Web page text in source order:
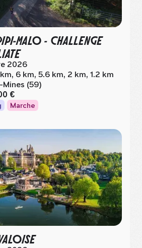
MALO - CHALLENGE
2026
6 km, 5.6 km, 2 km, 1.2 km
(59)
€
Marche